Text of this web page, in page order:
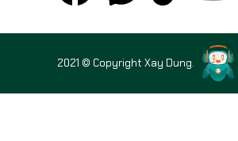
2021 © Copyright Xay Dung.